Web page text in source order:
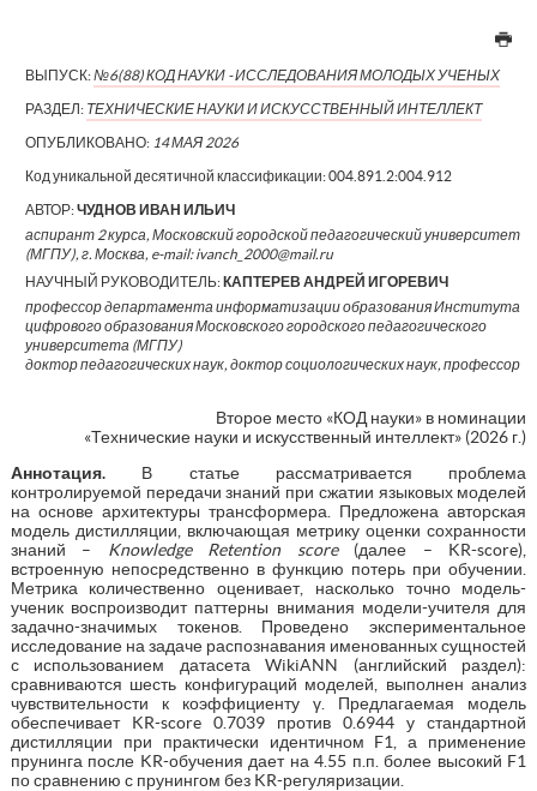
ВЫПУСК:№6(88) КОД НАУКИ - ИССЛЕДОВАНИЯ МОЛОДЫХ УЧЕНЫХ
РАЗДЕЛ: ТЕХНИЧЕСКИЕ НАУКИ И ИСКУССТВЕННЫЙ ИНТЕЛЛЕКТ
ОПУБЛИКОВАНО: 14 МАЯ 2026
Код уникальной десятичной классификации:004.891.2:004.912
АВТОР:ЧУДНОВ ИВАН ИЛЬИЧ
аспирант 2 курса, Московский городской педагогический университет
(МГПУ), г. Москва, e-mail: ivanch_2000@mail.ru
НАУЧНЫЙ РУКОВОДИТЕЛЬ:КАПТЕРЕВ АНДРЕЙ ИГОРЕВИЧ
профессор департамента информатизации образования Института
цифрового образования Московского городского педагогического
университета (МГПУ)
доктор педагогических наук, доктор социологических наук, профессор
Второе место «КОД науки» в номинации
«Технические науки и искусственный интеллект» (2026 г.)
Аннотация. В статье рассматривается проблема
контролируемой передачи знаний при сжатии языковых моделей
на основе архитектуры трансформера. Предложена авторская
модель дистилляции, включающая метрику оценки сохранности
знаний – Knowledge Retention score(далее – KR-score),
встроенную непосредственно в функцию потерь при обучении.
Метрика количественно оценивает, насколько точно модель-
ученик воспроизводит паттерны внимания модели-учителя для
задачно-значимых токенов. Проведено экспериментальное
исследование на задаче распознавания именованных сущностей
с использованием датасета WikiANN (английский раздел):
сравниваются шесть конфигураций моделей, выполнен анализ
чувствительности к коэффициенту γ. Предлагаемая модель
обеспечивает KR-score 0.7039 против 0.6944 у стандартной
дистилляции при практически идентичном F1, а применение
прунинга после KR-обучения дает на 4.55 п.п. более высокий F1
по сравнению с прунингом без KR-регуляризации.